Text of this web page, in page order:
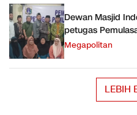
Dewan Masjid
petugas
Megapolitan
LEBIH